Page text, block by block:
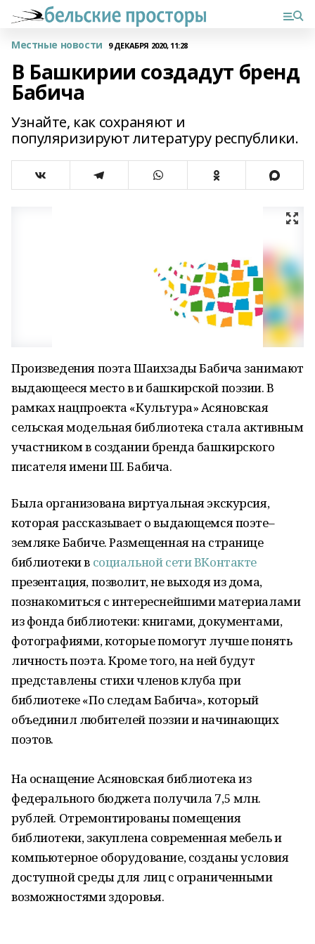
Местные новости 9 ДЕКАБРЯ 2020, 11:28
В Башкирии создадут бренд
Бабича
Узнайте, как сохраняют и
популяризируют литературу республики.
Произведения поэта Шаихзады Бабича занимают
выдающееся место в и башкирской поэзии. В
рамках нацпроекта «Культура» Асяновская
сельская модельная библиотека стала активным
участником в создании бренда башкирского
писателя имени Ш. Бабича.
Была организована виртуальная экскурсия,
которая рассказывает о выдающемся поэте–
земляке Бабиче. Размещенная на странице
библиотеки в социальной сети ВКонтакте
презентация, позволит, не выходя из дома,
познакомиться с интереснейшими материалами
из фонда библиотеки: книгами, документами,
фотографиями, которые помогут лучше понять
личность поэта. Кроме того, на ней будут
представлены стихи членов клуба при
библиотеке «По следам Бабича», который
объединил любителей поэзии и начинающих
поэтов.
На оснащение Асяновская библиотека из
федерального бюджета получила 7,5 млн.
рублей. Отремонтированы помещения
библиотеки, закуплена современная мебель и
компьютерное оборудование, созданы условия
доступной среды для лиц с ограниченными
возможностями здоровья.